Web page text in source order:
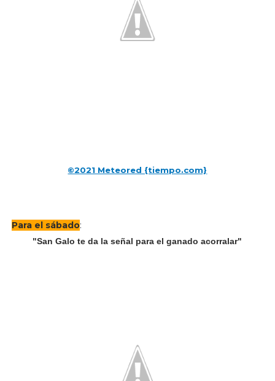
©2021 Meteored {tiempo.com}
Para el sábado:
"San Galo te da la señal para el ganado acorralar"